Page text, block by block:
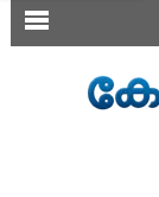
SECTIONS